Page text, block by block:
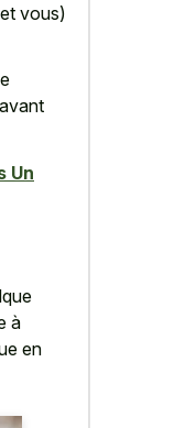
vous)
Un
à
en